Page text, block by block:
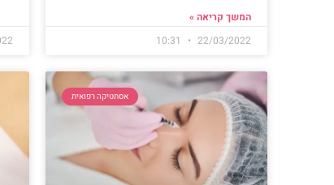
המשך קריאה »
22/03/2022
אסתטיקה רפואית